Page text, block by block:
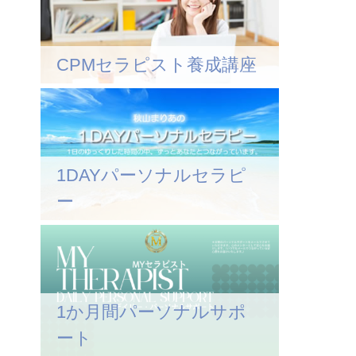
CPMセラピスト養成講座
1DAYパーソナルセラピ
ー
1か月間パーソナルサポ
ート